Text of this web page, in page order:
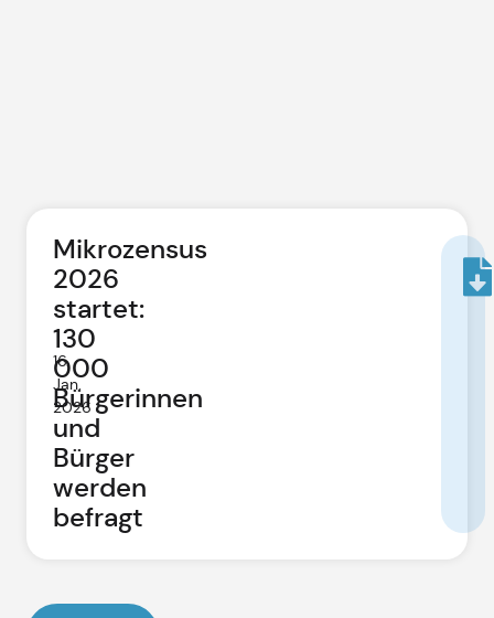
16.
Jan.
2026
Mikrozensus
2026
startet:
130
000
Bürgerinnen
und
Bürger
werden
befragt